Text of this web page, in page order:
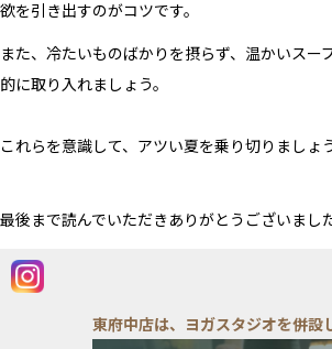
欲を引き出すのがコツです。
また、冷たいものばかりを摂らず、温かいスー
的に取り入れましょう。
これらを意識して、アツい夏を乗り切りましょ
最後まで読んでいただきありがとうございました
東府中店は、ヨガスタジオを併設